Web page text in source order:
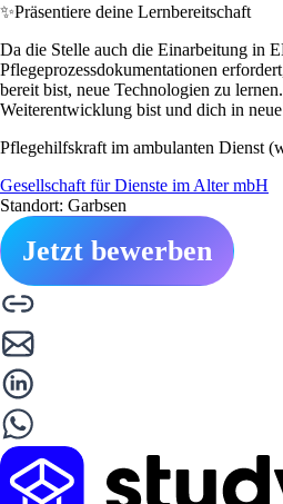
✨Präsentiere deine Lernbereitschaft
Da die Stelle auch die Einarbeitung in
Pflegeprozessdokumentationen
bereit bist, neue Technologien zu
Weiterentwicklung bist und dich in
Pflegehilfskraft im ambulanten Dienst
Gesellschaft für Dienste im Alter mbH
Standort: Garbsen
Jetzt bewerben